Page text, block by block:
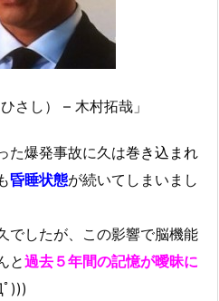
さし） – 木村拓哉」
た爆発事故に久は巻き込まれ
昏睡状態が続いてしまいまし
でしたが、この影響で脳機能
と過去５年間の記憶が曖昧に
)))